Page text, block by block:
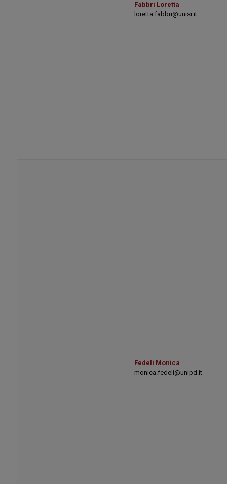
Fabbri Loretta
loretta.fabbri@unisi.it
Fedeli Monica
monica.fedeli@unipd.it